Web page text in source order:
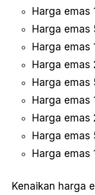
Harga emas
Harga emas
Harga emas
Harga emas
Harga emas
Harga emas
Harga emas
Harga emas
Harga emas
Kenaikan harga